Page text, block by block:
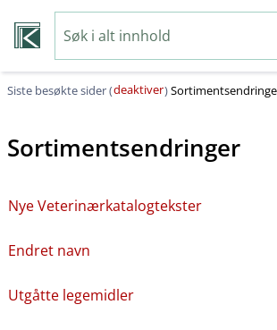
Siste besøkte sider (deaktiver)
Sortimentsendringer
Nye Veterinærkatalogtekster
Endret navn
Utgåtte legemidler